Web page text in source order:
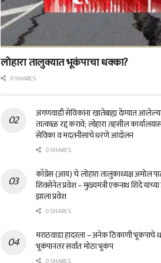
लोहारा तालुक्यात भूकंपाचा धक्का?
0 SHARES
अंगणवाडी सेविकांना खातेबाह्य देण्यात
तात्काळ रद्द करावे; लोहारा तहसील
सेविका व मदतनीसांचे धरणे आंदोलन
0 SHARES
काँग्रेस (आय) चे लोहारा तालुकाध्यक्ष अमोल
शिवसेनेत प्रवेश – मुख्यमंत्री एकनाथ शिंदे
झाला प्रवेश
0 SHARES
मराठवाडा हादरला – अनेक ठिकाणी भूकंपाचे
भूकंपानंतर सर्वात मोठा भूकंप